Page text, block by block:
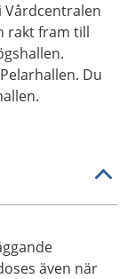
Vårdcentralen
rakt fram till
Du
även när